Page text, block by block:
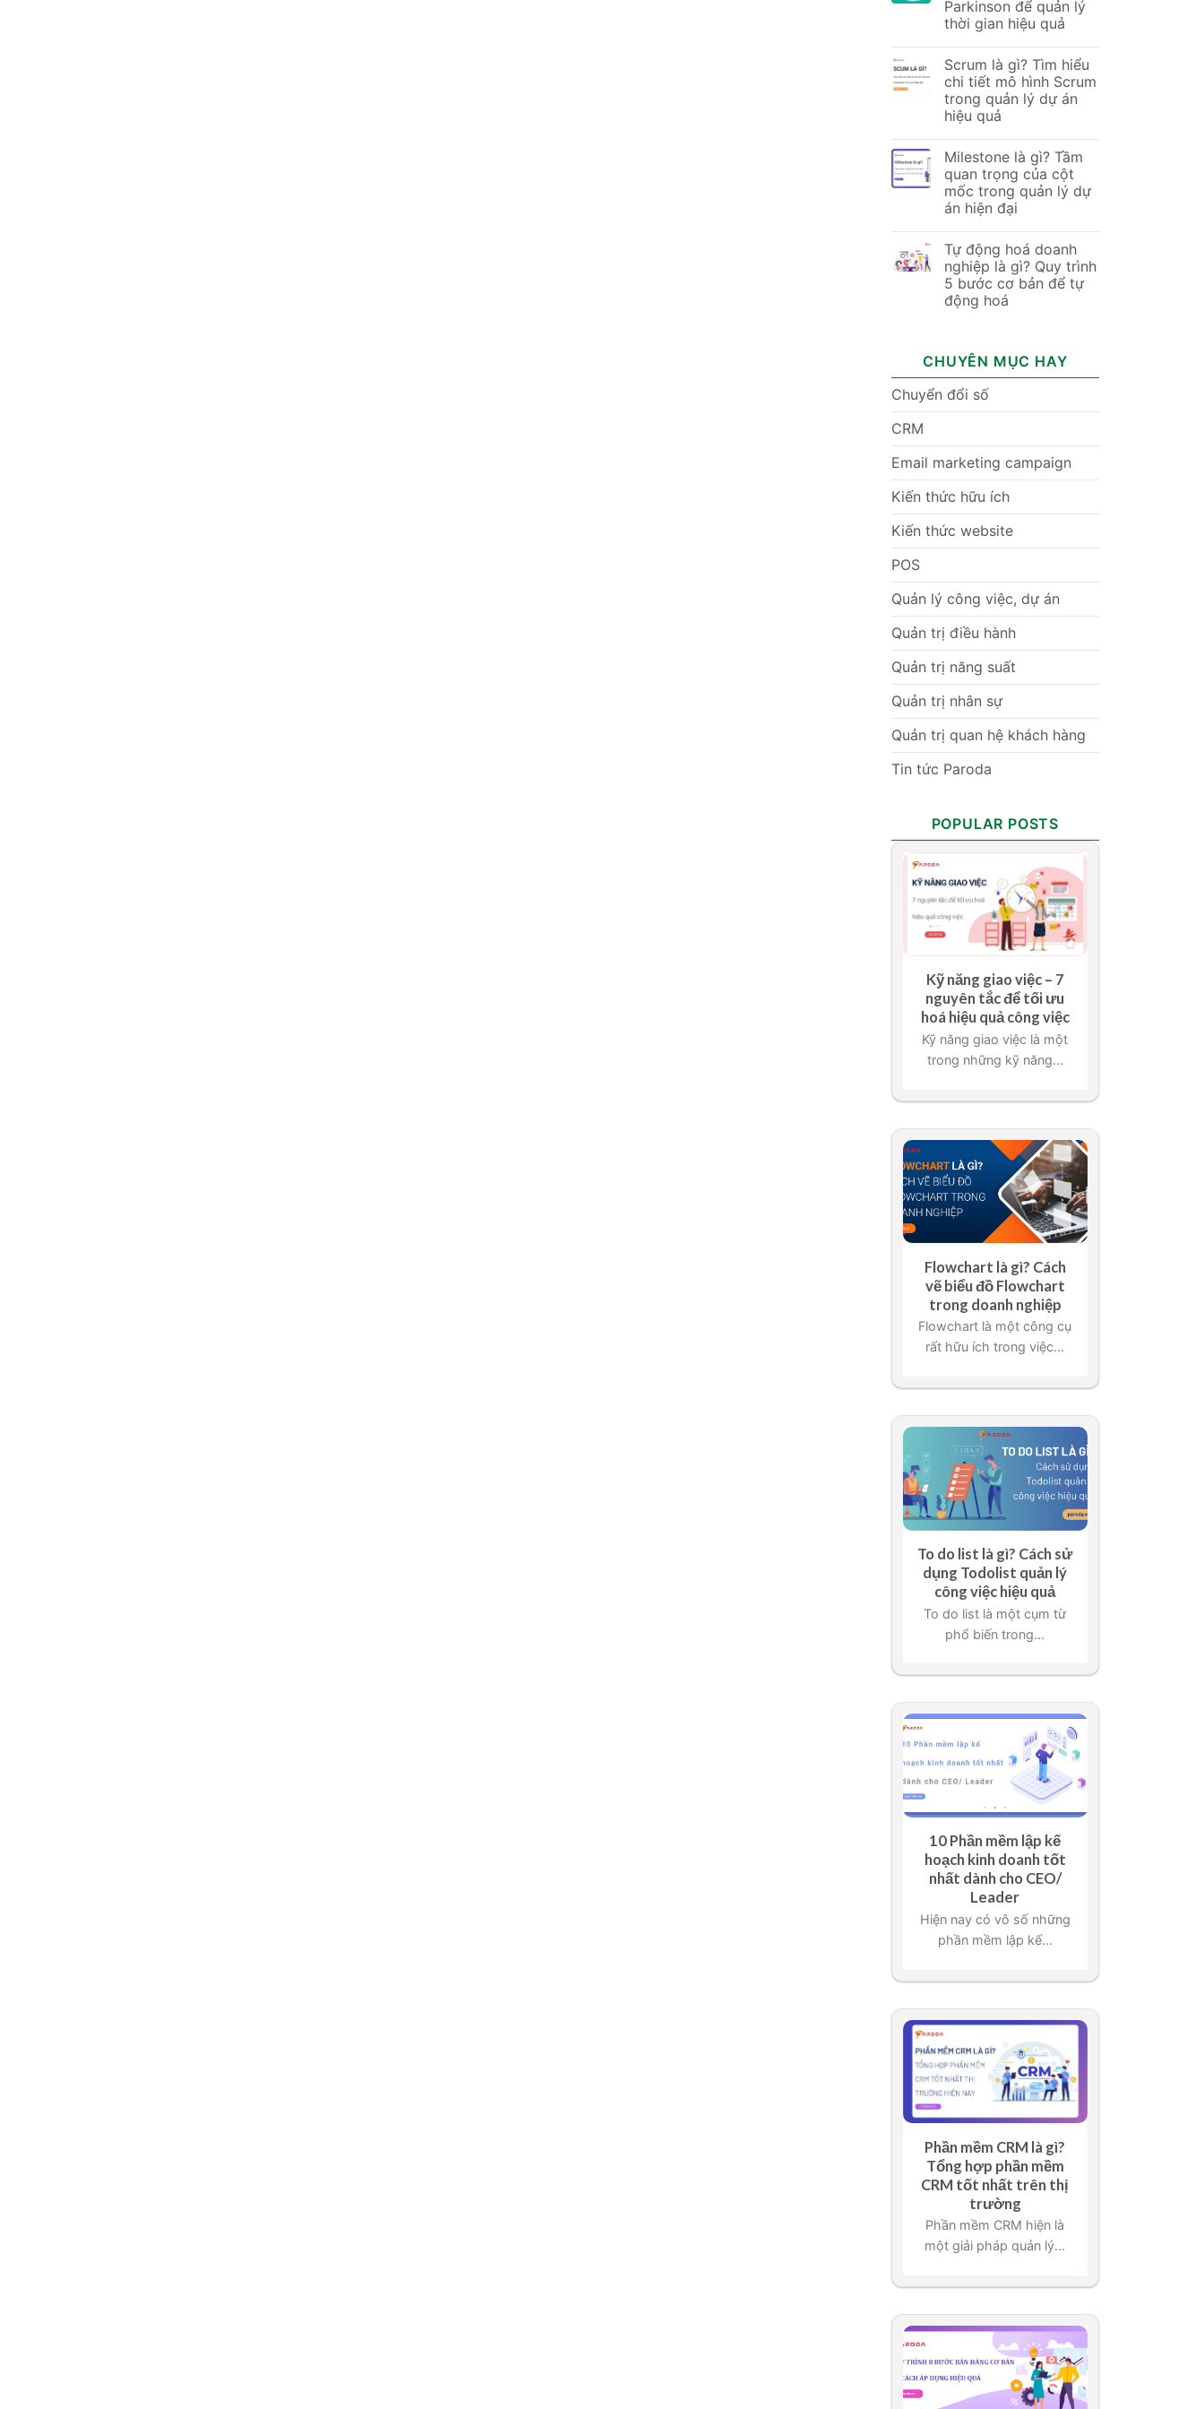
Parkinson để quản lý
thời gian hiệu quả
Scrum là gì? Tìm hiểu
chi tiết mô hình Scrum
trong quản lý dự án
hiệu quả
Milestone là gì? Tầm
quan trọng của cột
mốc trong quản lý dự
án hiện đại
Tự động hoá doanh
nghiệp là gì? Quy trình
5 bước cơ bản để tự
động hoá
CHUYÊN MỤC HAY
Chuyển đổi số
CRM
Email marketing campaign
Kiến thức hữu ích
Kiến thức website
POS
Quản lý công việc, dự án
Quản trị điều hành
Quản trị năng suất
Quản trị nhân sự
Quản trị quan hệ khách hàng
Tin tức Paroda
POPULAR POSTS
Kỹ năng giao việc – 7
nguyên tắc để tối ưu
hoá hiệu quả công việc
Kỹ năng giao việc là một
trong những kỹ năng...
Flowchart là gì? Cách
vẽ biểu đồ Flowchart
trong doanh nghiệp
Flowchart là một công cụ
rất hữu ích trong việc...
To do list là gì? Cách sử
dụng Todolist quản lý
công việc hiệu quả
To do list là một cụm từ
phổ biến trong...
10 Phần mềm lập kế
hoạch kinh doanh tốt
nhất dành cho CEO/
Leader
Hiện nay có vô số những
phần mềm lập kế...
Phần mềm CRM là gì?
Tổng hợp phần mềm
CRM tốt nhất trên thị
trường
Phần mềm CRM hiện là
một giải pháp quản lý...